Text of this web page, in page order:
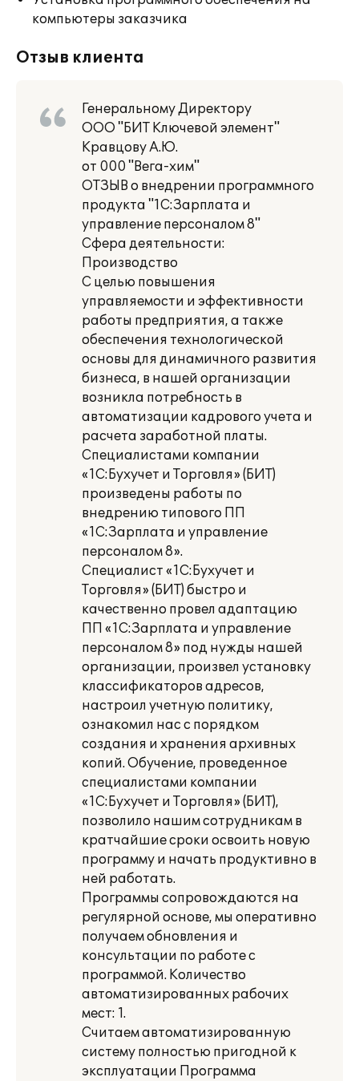
компьютеры заказчика
Отзыв клиента
Генеральному Директору
ООО "БИТ Ключевой элемент"
Кравцову А.Ю.
от 000 "Вега-хим"
ОТЗЫВ о внедрении программного
продукта "1С:Зарплата и
управление персоналом 8"
Сфера деятельности:
Производство
С целью повышения
управляемости и эффективности
работы предприятия, а также
обеспечения технологической
основы для динамичного развития
бизнеса, в нашей организации
возникла потребность в
автоматизации кадрового учета и
расчета заработной платы.
Специалистами компании
«1С:Бухучет и Торговля» (БИТ)
произведены работы по
внедрению типового ПП
«1С:Зарплата и управление
персоналом 8».
Специалист «1С:Бухучет и
Торговля» (БИТ) быстро и
качественно провел адаптацию
ПП «1С:Зарплата и управление
персоналом 8» под нужды нашей
организации, произвел установку
классификаторов адресов,
настроил учетную политику,
ознакомил нас с порядком
создания и хранения архивных
копий. Обучение, проведенное
специалистами компании
«1С:Бухучет и Торговля» (БИТ),
позволило нашим сотрудникам в
кратчайшие сроки освоить новую
программу и начать продуктивно в
ней работать.
Программы сопровождаются на
регулярной основе, мы оперативно
получаем обновления и
консультации по работе с
программой. Количество
автоматизированных рабочих
мест: 1.
Считаем автоматизированную
систему полностью пригодной к
эксплуатации Программа